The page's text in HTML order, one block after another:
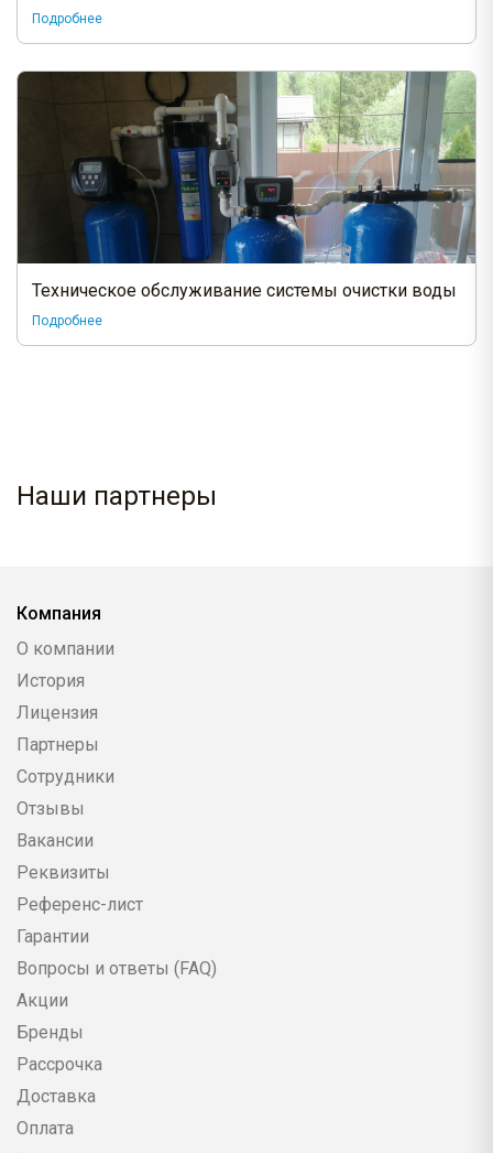
Подробнее
Техническое обслуживание системы очистки воды
Подробнее
Наши партнеры
Компания
О компании
История
Лицензия
Партнеры
Сотрудники
Отзывы
Вакансии
Реквизиты
Референс-лист
Гарантии
Вопросы и ответы (FAQ)
Акции
Бренды
Рассрочка
Доставка
Оплата